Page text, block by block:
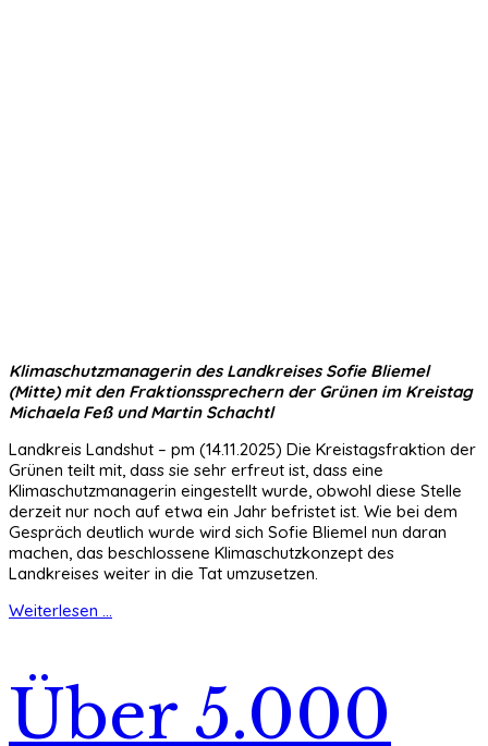
Klimaschutzmanagerin des Landkreises Sofie Bliemel
(Mitte) mit den Fraktionssprechern der Grünen im Kreistag
Michaela Feß und Martin Schachtl
Landkreis Landshut – pm (14.11.2025) Die Kreistagsfraktion der
Grünen teilt mit, dass sie sehr erfreut ist, dass eine
Klimaschutzmanagerin eingestellt wurde, obwohl diese Stelle
derzeit nur noch auf etwa ein Jahr befristet ist. Wie bei dem
Gespräch deutlich wurde wird sich Sofie Bliemel nun daran
machen, das beschlossene Klimaschutzkonzept des
Landkreises weiter in die Tat umzusetzen.
Weiterlesen ...
Über 5.000